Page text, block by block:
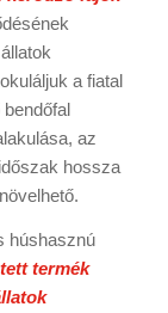
a fiatal
az
hossza
húshasznú
termék